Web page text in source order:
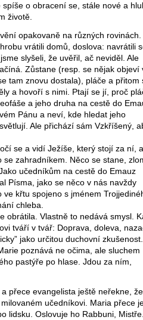
o obracení se, stále nové a
životě.
opakovaně na různých rovinách.
vrátili domů, doslova: navrátili
slyšeli, že uvěřil, ač neviděl. Ale
Zůstane (resp. se nějak objeví
tam znovu dostala), pláče a přitom
a hovoří s nimi. Ptají se jí, proč
a jeho druha na cestě do
Pánu a neví, kde hledat jeho
Ale přichází sám Vzkříšený,
se a vidí Ježíše, který stojí za ní,
se zahradníkem. Něco se stane,
učedníkům na cestě do Emauz
Písma, jako se něco v nás navždy
ve křtu spojeno s jménem
chleba.
obrátila. Vlastně to nedává smysl.
tváří v tvář: Doprava, doleva,
jako určitou duchovní zkušenost.
poznává ne očima, ale sluchem
pastýře po hlase. Jdou za ním,
přece evangelista ještě neřekne, že
učedníkovi. Maria přece
lidsku. Oslovuje ho Rabbuni,